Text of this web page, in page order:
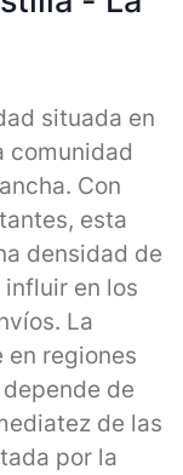
situada en
comunidad
Con
esta
densidad de
en los
La
regiones
de
de las
por la